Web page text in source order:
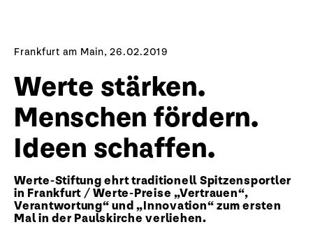
Frankfurt am Main, 26.02.2019
Werte stärken.
Menschen fördern.
Ideen schaffen.
Werte-Stiftung ehrt traditionell Spitzensportler
in Frankfurt / Werte-Preise „Vertrauen“,
Verantwortung“ und „Innovation“ zum ersten
Mal in der Paulskirche verliehen.